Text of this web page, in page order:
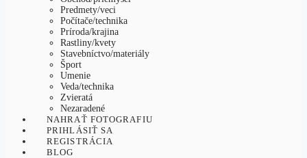
Predmety/veci
Počítače/technika
Príroda/krajina
Rastliny/kvety
Stavebníctvo/materiály
Šport
Umenie
Veda/technika
Zvieratá
Nezaradené
NAHRAŤ FOTOGRAFIU
PRIHLÁSIŤ SA
REGISTRÁCIA
BLOG